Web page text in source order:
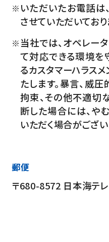
※ いただいたお電話は
させていただいており
※ 当社では、オペレー
て対応できる環境を
るカスタマーハラス
たします。暴言、威
拘束、その他不適切
断した場合には、や
いただく場合がござい
郵便
〒680-8572 日本海テレ